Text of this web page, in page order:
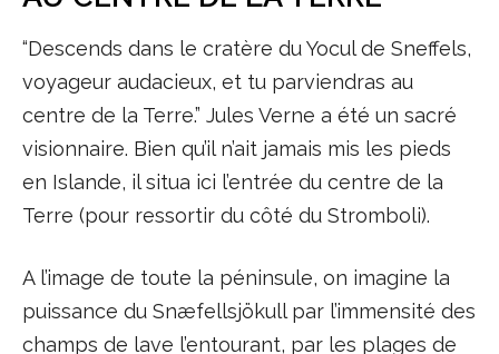
“Descends dans le cratère du Yocul de Sneffels,
voyageur audacieux, et tu parviendras au
centre de la Terre.” Jules Verne a été un sacré
visionnaire. Bien qu’il n’ait jamais mis les pieds
en Islande, il situa ici l’entrée du centre de la
Terre (pour ressortir du côté du Stromboli).
A l’image de toute la péninsule, on imagine la
puissance du Snæfellsjökull par l’immensité des
champs de lave l’entourant, par les plages de